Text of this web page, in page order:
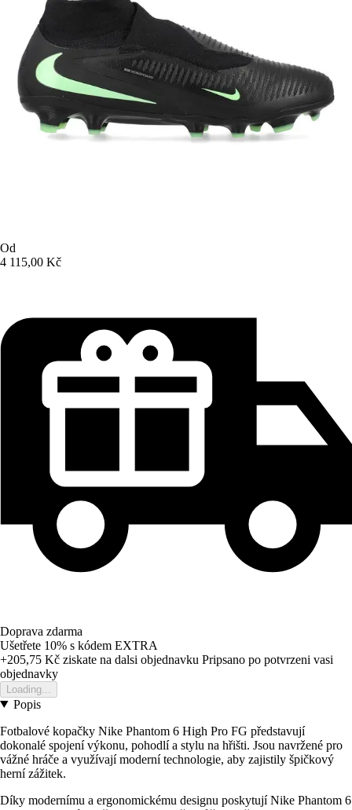
Od
4 115,00 Kč
Doprava zdarma
Ušetřete 10% s kódem EXTRA
+205,75 Kč ziskate na dalsi objednavku Pripsano po potvrzeni vasi
objednavky
Loading...
Popis
Fotbalové kopačky Nike Phantom 6 High Pro FG představují
dokonalé spojení výkonu, pohodlí a stylu na hřišti. Jsou navržené pro
vážné hráče a využívají moderní technologie, aby zajistily špičkový
herní zážitek.
Díky modernímu a ergonomickému designu poskytují Nike Phantom 6